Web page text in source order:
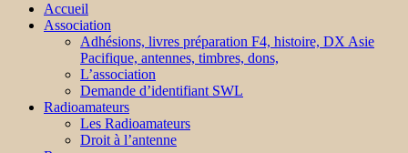
Accueil
Association
Adhésions, livres préparation F4, histoire, DX Asie
Pacifique, antennes, timbres, dons,
L’association
Demande d’identifiant SWL
Radioamateurs
Les Radioamateurs
Droit à l’antenne